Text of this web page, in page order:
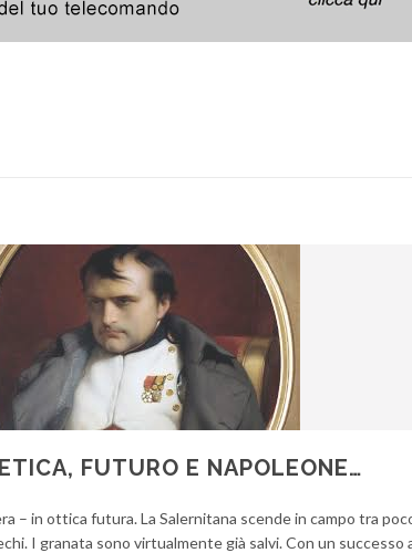
FUTURO E NAPOLEONE…
– in ottica futura. La Salernitana scende in campo tra
I granata sono virtualmente già salvi. Con un successo